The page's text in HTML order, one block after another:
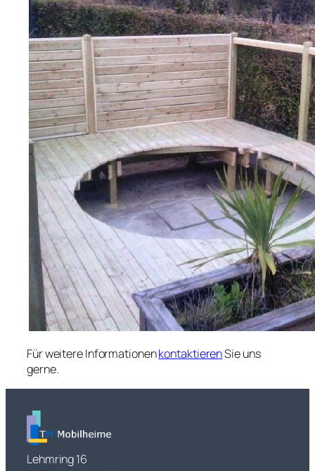
Für weitere InformationenkontaktierenSie uns
gerne.
Lehmring 16